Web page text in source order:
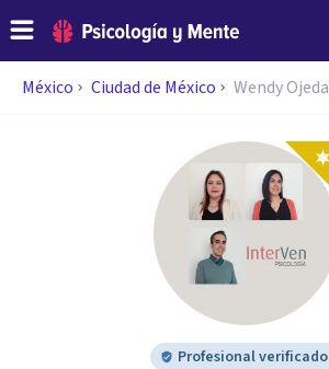
México Ciudad de México Wendy Ojeda
Profesional verificado